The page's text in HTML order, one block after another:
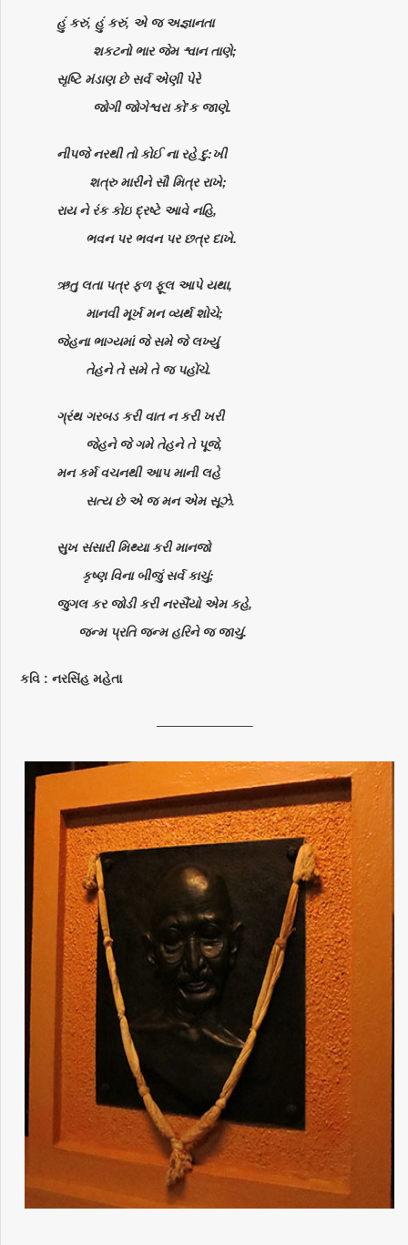
હું કરું, હું કરું, એ જ અજ્ઞાનતા
શકટનો ભાર જેમ શ્વાન તાણે;
સૃષ્ટિ મંડાણ છે સર્વ એણી પેરે
જોગી જોગેશ્વરા કો’ક જાણે.
નીપજે નરથી તો કોઈ ના રહે દુ:ખી
શત્રુ મારીને સૌ મિત્ર રાખે;
રાય ને રંક કોઇ દ્રષ્ટે આવે નહિ,
ભવન પર ભવન પર છત્ર દાખે.
ઋતુ લતા પત્ર ફળ ફૂલ આપે યથા,
માનવી મૂર્ખ મન વ્યર્થ શોચે;
જેહના ભાગ્યમાં જે સમે જે લખ્યું
તેહને તે સમે તે જ પહોંચે.
ગ્રંથ ગરબડ કરી વાત ન કરી ખરી
જેહને જે ગમે તેહને તે પૂજે,
મન કર્મ વચનથી આપ માની લહે
સત્ય છે એ જ મન એમ સૂઝે.
સુખ સંસારી મિથ્યા કરી માનજો
કૃષ્ણ વિના બીજું સર્વ કાચું;
જુગલ કર જોડી કરી નરસૈંયો એમ કહે,
જન્મ પ્રતિ જન્મ હરિને જ જાચું.
કવિ : નરસિંહ મહેતા
———————–